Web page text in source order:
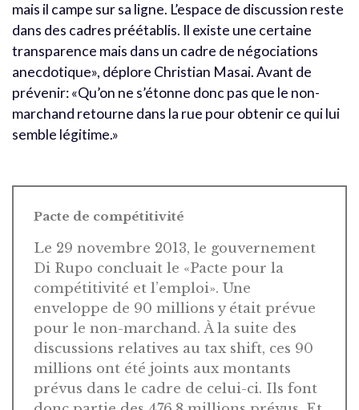
mais il campe sur sa ligne. L’espace de discussion reste
dans des cadres préétablis. Il existe une certaine
transparence mais dans un cadre de négociations
anecdotique», déplore Christian Masai. Avant de
prévenir: «Qu’on ne s’étonne donc pas que le non-
marchand retourne dans la rue pour obtenir ce qui lui
semble légitime.»
Pacte de compétitivité
Le 29 novembre 2013, le gouvernement
Di Rupo concluait le «Pacte pour la
compétitivité et l’emploi». Une
enveloppe de 90 millions y était prévue
pour le non-marchand. À la suite des
discussions relatives au tax shift, ces 90
millions ont été joints aux montants
prévus dans le cadre de celui-ci. Ils font